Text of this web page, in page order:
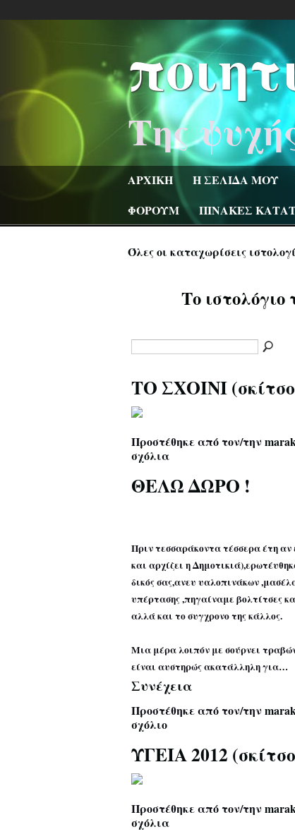
Της
ΑΡΧΙΚΗ Η ΣΕΛΙΔΑ ΜΟΥ
ΦΟΡΟΥΜ
ΠΙΝΑΚΕΣ
Όλες οι καταχωρίσεις
Το ιστολόγιο
ΤΟ ΣΧΟΙΝΙ
Προστέθηκε από τον/την
σχόλια
ΘΕΛΩ ΔΩΡΟ !
Πριν τεσσαράκοντα τέσσερα έτη
και αρχίζει η
δικός σας,ανευ υαλοπινάκων
υπέρτασης ,πηγαίναμε βολτίτσες
αλλά και το συγχρονο της κάλλος.
Μια μέρα λοιπόν με σούρνει
είναι αυστηρώς ακατάλληλη για…
Συνέχεια
Προστέθηκε από τον/την
σχόλιο
ΥΓΕΙΑ 2012
Προστέθηκε από τον/την
σχόλια